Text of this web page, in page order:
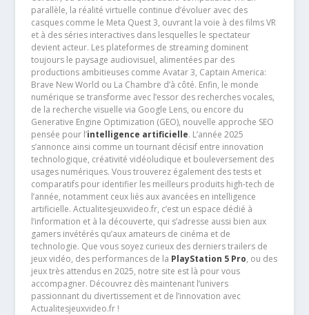
parallèle, la réalité virtuelle continue d’évoluer avec des
casques comme le Meta Quest 3, ouvrant la voie à des films VR
et à des séries interactives dans lesquelles le spectateur
devient acteur. Les plateformes de streaming dominent
toujours le paysage audiovisuel, alimentées par des
productions ambitieuses comme Avatar 3, Captain America:
Brave New World ou La Chambre d’à côté. Enfin, le monde
numérique se transforme avec l’essor des recherches vocales,
de la recherche visuelle via Google Lens, ou encore du
Generative Engine Optimization (GEO), nouvelle approche SEO
pensée pour l’intelligence artificielle. L’année 2025
s’annonce ainsi comme un tournant décisif entre innovation
technologique, créativité vidéoludique et bouleversement des
usages numériques. Vous trouverez également des tests et
comparatifs pour identifier les meilleurs produits high-tech de
l’année, notamment ceux liés aux avancées en intelligence
artificielle. Actualitesjeuxvideo.fr, c’est un espace dédié à
l’information et à la découverte, qui s’adresse aussi bien aux
gamers invétérés qu’aux amateurs de cinéma et de
technologie. Que vous soyez curieux des derniers trailers de
jeux vidéo, des performances de la PlayStation 5 Pro, ou des
jeux très attendus en 2025, notre site est là pour vous
accompagner. Découvrez dès maintenant l’univers
passionnant du divertissement et de l’innovation avec
Actualitesjeuxvideo.fr !